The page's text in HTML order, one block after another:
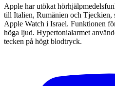
Apple har utökat
till Italien, Rumänien och Tjeckien,
Apple Watch i Israel. Funktionen
höga ljud. Hypertonialarmet
tecken på högt blodtryck.